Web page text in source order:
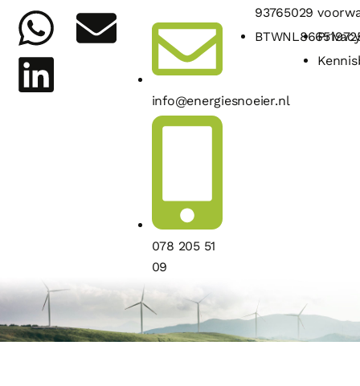
info@energiesnoeier.nl
078 205 51
09
93765029